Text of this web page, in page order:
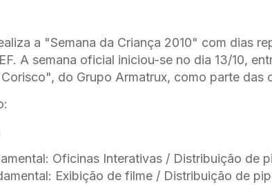
a "Semana da Criança 2010" com dias
A semana oficial iniciou-se no dia 13/10,
do Grupo Armatrux, como parte das
Oficinas Interativas / Distribuição de
Exibição de filme / Distribuição de